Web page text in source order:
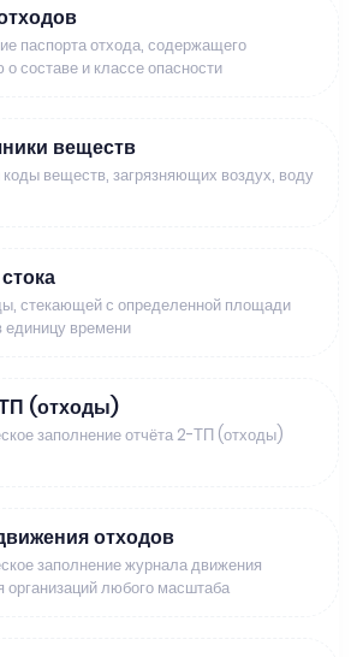
паспорта отхода, содержащего
составе и классе опасности
веществ
веществ, загрязняющих воздух, воду
стекающей с определенной площади
единицу времени
(отходы)
заполнение отчёта 2-ТП (отходы)
отходов
заполнение журнала движения
организаций любого масштаба